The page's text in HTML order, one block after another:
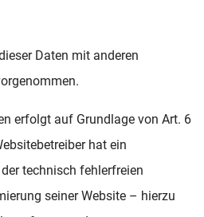
Daten mit anderen
erfolgt auf Grundlage von Art. 6
hat ein
technisch fehlerfreien
seiner Website – hierzu